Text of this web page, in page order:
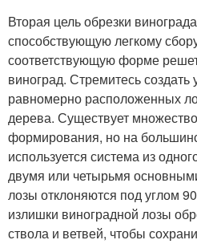
Вторая цель обрезки
способствующую легкому
соответствующую форме
виноград. Стремитесь
равномерно расположенных
дерева. Существует
формирования, но на
используется система из
двумя или четырьмя
лозы отклоняются под углом
излишки виноградной лозы
ствола и ветвей, чтобы